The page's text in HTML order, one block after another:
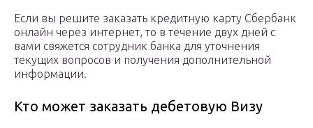
Если вы решите заказать кредитную карту Сбербанк
онлайн через интернет, то в течение двух дней с
вами свяжется сотрудник банка для уточнения
текущих вопросов и получения дополнительной
информации.
Кто может заказать дебетовую Визу